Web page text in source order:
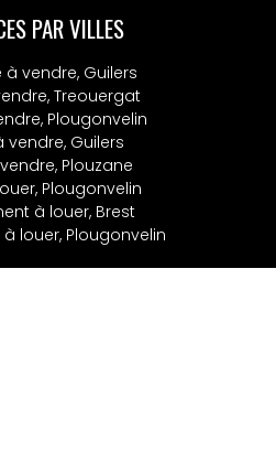
PAR VILLES
vendre, Guilers
Treouergat
Plougonvelin
vendre, Guilers
Plouzane
Plougonvelin
à louer, Brest
louer, Plougonvelin